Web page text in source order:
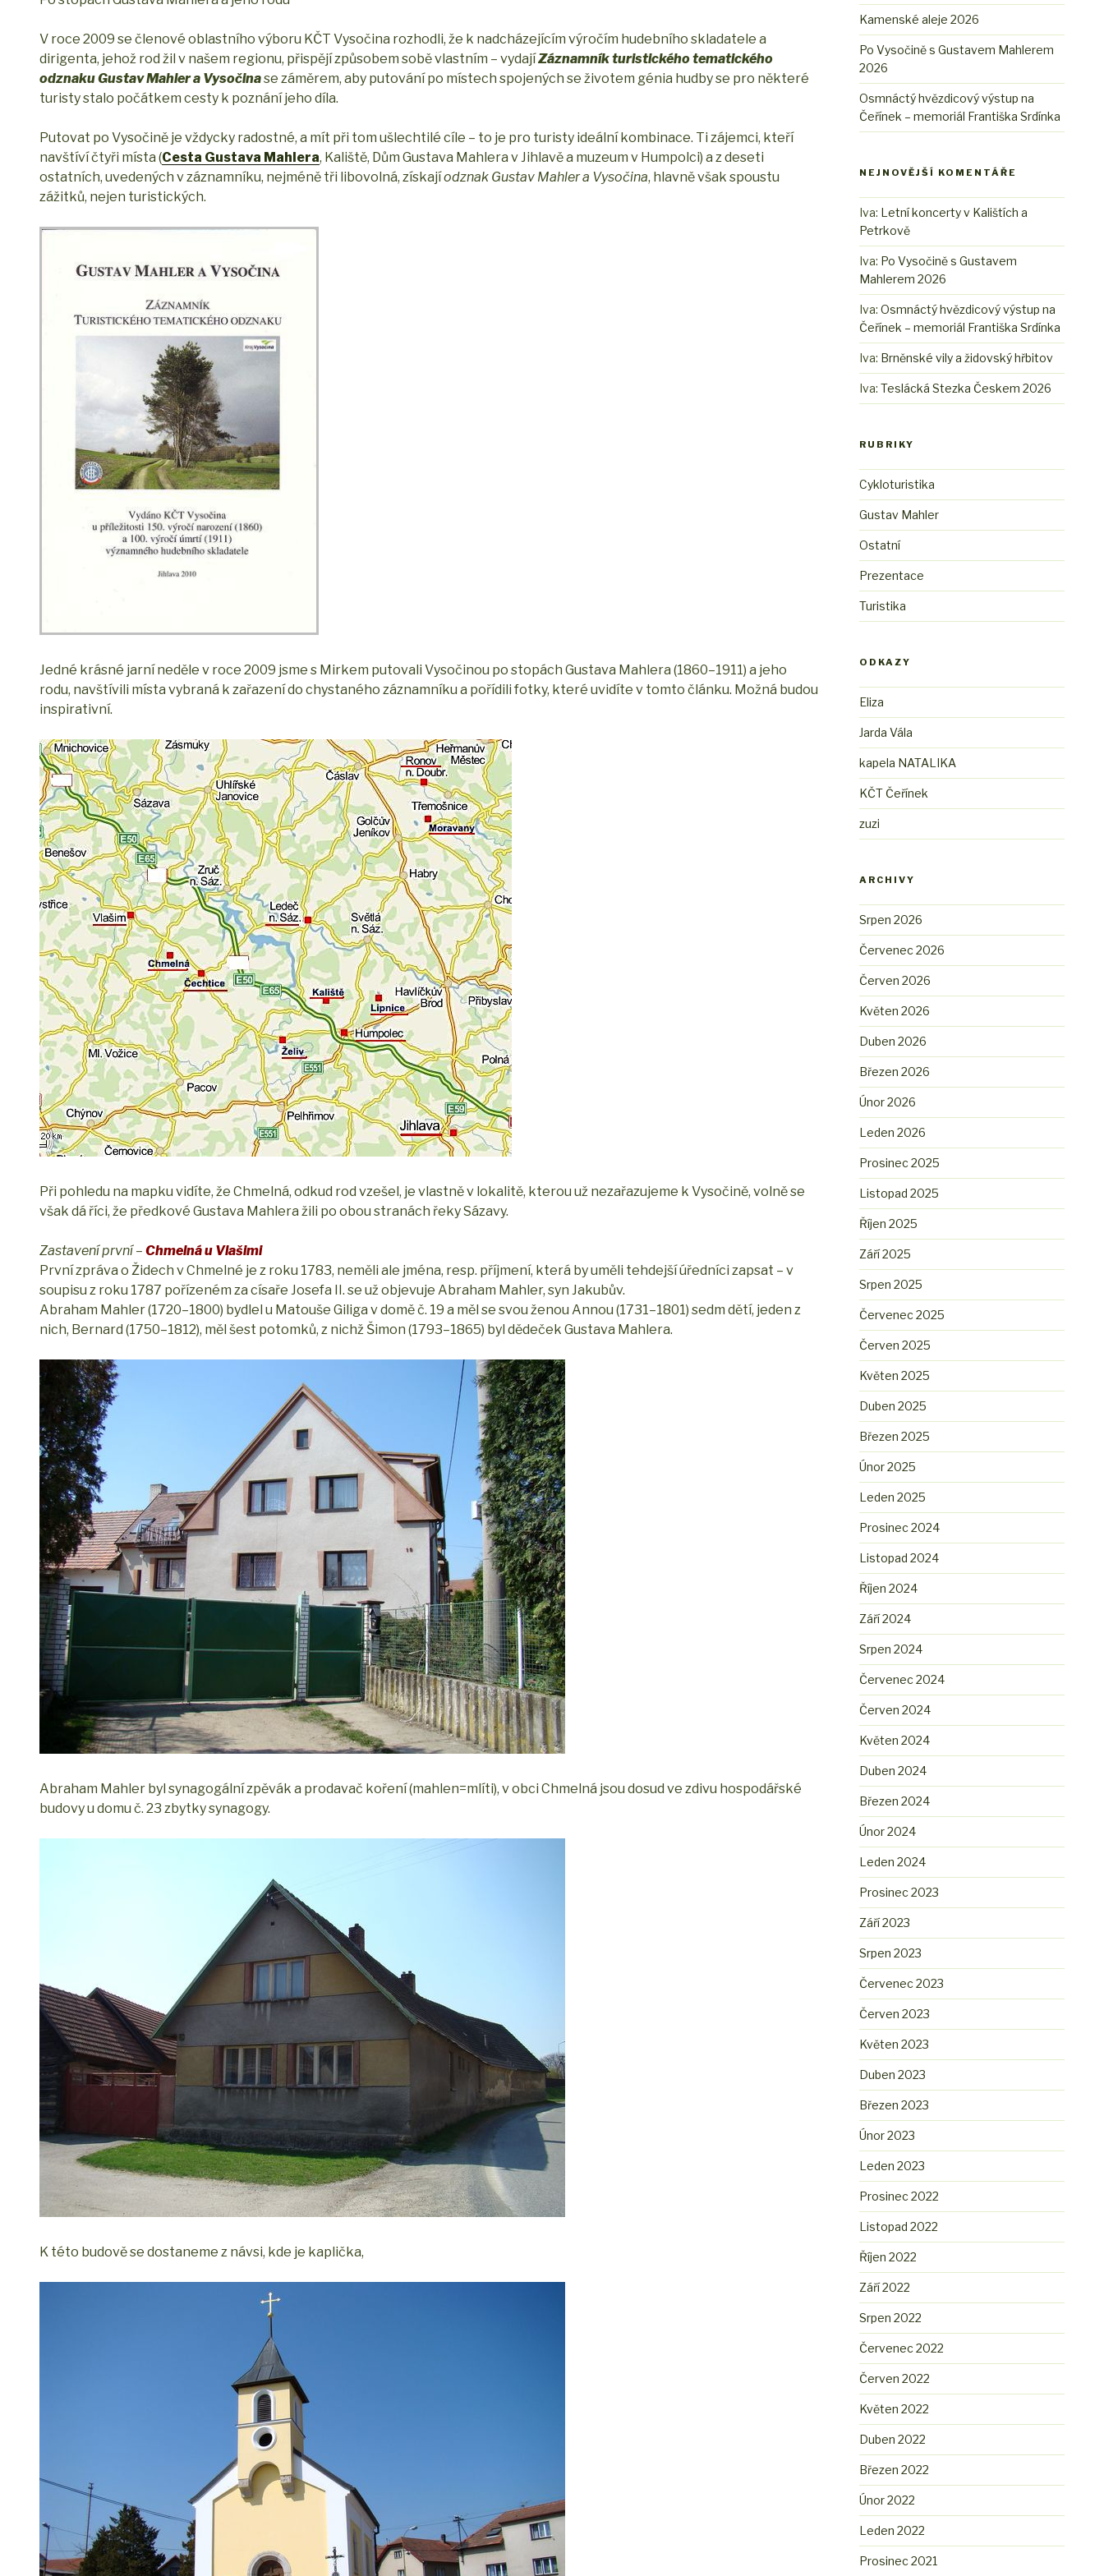
V roce 2009 se členové oblastního výboru KČT Vysočina rozhodli, že k nadcházejícím výročím hudebního skladatele a
dirigenta, jehož rod žil v našem regionu, přispějí způsobem sobě vlastním – vydajíZáznamník turistického tematického
odznaku Gustav Mahler a Vysočinase záměrem, aby putování po místech spojených se životem génia hudby se pro některé
turisty stalo počátkem cesty k poznání jeho díla.
Putovat po Vysočině je vždycky radostné, a mít při tom ušlechtilé cíle – to je pro turisty ideální kombinace. Ti zájemci, kteří
navštíví čtyři místa (Cesta Gustava Mahlera, Kaliště, Dům Gustava Mahlera v Jihlavě a muzeum v Humpolci) a z deseti
ostatních, uvedených v záznamníku, nejméně tři libovolná, získajíodznak Gustav Mahler a Vysočina, hlavně však spoustu
zážitků, nejen turistických.
Jedné krásné jarní neděle v roce 2009 jsme s Mirkem putovali Vysočinou po stopách Gustava Mahlera (1860–1911) a jeho
rodu, navštívili místa vybraná k zařazení do chystaného záznamníku a pořídili fotky, které uvidíte v tomto článku. Možná budou
inspirativní.
Při pohledu na mapku vidíte, že Chmelná, odkud rod vzešel, je vlastně v lokalitě, kterou už nezařazujeme k Vysočině, volně se
však dá říci, že předkové Gustava Mahlera žili po obou stranách řeky Sázavy.
Zastavení první – Chmelná u Vlašimi
První zpráva o Židech v Chmelné je z roku 1783, neměli ale jména, resp. příjmení, která by uměli tehdejší úředníci zapsat – v
soupisu z roku 1787 pořízeném za císaře Josefa II. se už objevuje Abraham Mahler, syn Jakubův.
Abraham Mahler (1720–1800) bydlel u Matouše Giliga v domě č. 19 a měl se svou ženou Annou (1731–1801) sedm dětí, jeden z
nich, Bernard (1750–1812), měl šest potomků, z nichž Šimon (1793–1865) byl dědeček Gustava Mahlera.
Abraham Mahler byl synagogální zpěvák a prodavač koření (mahlen=mlíti), v obci Chmelná jsou dosud ve zdivu hospodářské
budovy u domu č. 23 zbytky synagogy.
K této budově se dostaneme z návsi, kde je kaplička,
Kamenské aleje 2026
Po Vysočině s Gustavem Mahlerem
2026
Osmnáctý hvězdicový výstup na
Čeřínek – memoriál Františka Srdínka
NEJNOVĚJŠÍ KOMENTÁŘE
Iva: Letní koncerty v Kalištích a
Petrkově
Iva: Po Vysočině s Gustavem
Mahlerem 2026
Iva:Osmnáctý hvězdicový výstup na
Čeřínek – memoriál Františka Srdínka
Iva: Brněnské vily a židovský hřbitov
Iva:Teslácká Stezka Českem 2026
RUBRIKY
Cykloturistika
Gustav Mahler
Ostatní
Prezentace
Turistika
ODKAZY
Eliza
Jarda Vála
kapela NATALIKA
KČT Čeřínek
zuzi
ARCHIVY
Srpen 2026
Červenec 2026
Červen 2026
Květen 2026
Duben 2026
Březen 2026
Únor 2026
Leden 2026
Prosinec 2025
Listopad 2025
Říjen 2025
Září 2025
Srpen 2025
Červenec 2025
Červen 2025
Květen 2025
Duben 2025
Březen 2025
Únor 2025
Leden 2025
Prosinec 2024
Listopad 2024
Říjen 2024
Září 2024
Srpen 2024
Červenec 2024
Červen 2024
Květen 2024
Duben 2024
Březen 2024
Únor 2024
Leden 2024
Prosinec 2023
Září 2023
Srpen 2023
Červenec 2023
Červen 2023
Květen 2023
Duben 2023
Březen 2023
Únor 2023
Leden 2023
Prosinec 2022
Listopad 2022
Říjen 2022
Září 2022
Srpen 2022
Červenec 2022
Červen 2022
Květen 2022
Duben 2022
Březen 2022
Únor 2022
Leden 2022
Prosinec 2021